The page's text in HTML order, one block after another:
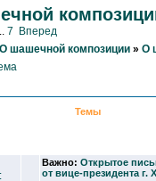
7
Вперед
О шашечной композиции » О
Темы
Важно: Открытое
от вице-президента г.